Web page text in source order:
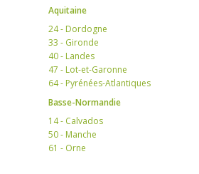
Aquitaine
24 - Dordogne
33 - Gironde
40 - Landes
47 - Lot-et-Garonne
64 - Pyrénées-Atlantiques
Basse-Normandie
14 - Calvados
50 - Manche
61 - Orne